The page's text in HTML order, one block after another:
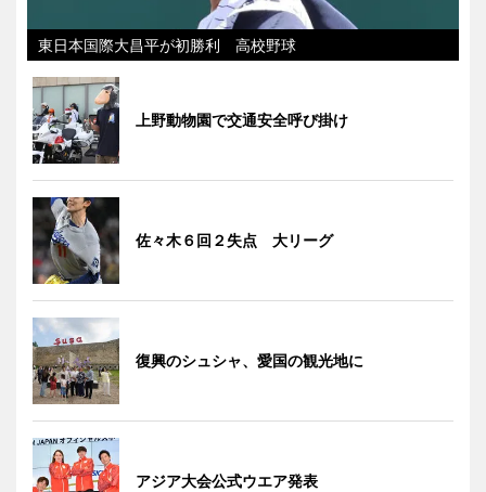
東日本国際大昌平が初勝利 高校野球
上野動物園で交通安全呼び掛け
佐々木６回２失点 大リーグ
復興のシュシャ、愛国の観光地に
アジア大会公式ウエア発表